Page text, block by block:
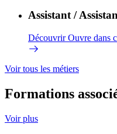
Assistant /
DécouvrirOuvre dans
Voir tous les métiers
Formations
Voir plus